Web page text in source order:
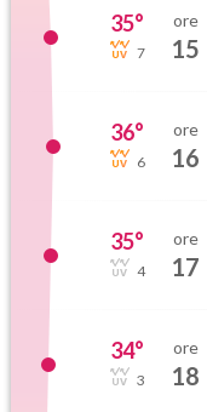
35°
7
ore
15
36°
6
ore
16
35°
4
ore
17
34°
3
ore
18